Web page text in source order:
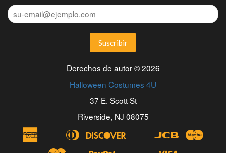
Derechos de autor © 2026
Halloween Costumes 4U
37 E. Scott St
Riverside, NJ 08075
American
Pay
Bancontact
Blik
Diners
Google
Ideal Jcb